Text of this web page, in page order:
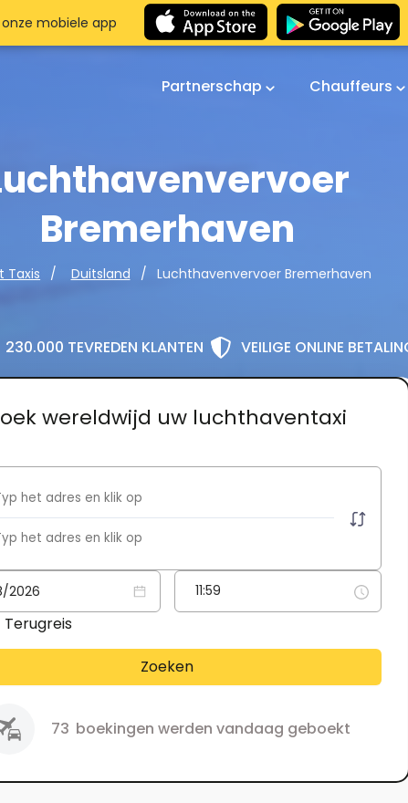
Partnerschap Chauffeurs
Bremerhaven
Taxis Duitsland Luchthavenvervoer Bremerhaven
230.000 TEVREDEN KLANTEN VEILIGE ONLINE
wereldwijd uw luchthaventaxi
Terugreis
Zoeken
73 boekingen werden vandaag geboekt
mobiele app